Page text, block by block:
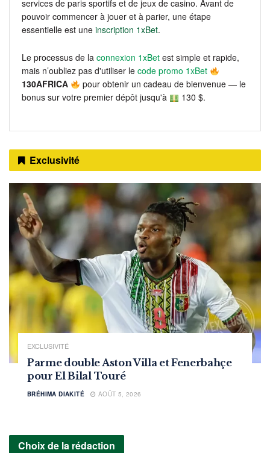
services de paris sportifs et de jeux de casino. Avant de
pouvoir commencer à jouer et à parier, une étape
essentielle est une inscription 1xBet.
Le processus de la connexion 1xBet est simple et rapide,
mais n’oubliez pas d'utiliser le code promo 1xBet
130AFRICA
pour obtenir un cadeau de bienvenue — le
bonus sur votre premier dépôt jusqu'à
130 $.
Exclusivité
EXCLUSIVITÉ
Parme double Aston Villa et Fenerbahçe
pour El Bilal Touré
BRÉHIMA DIAKITÉ AOÛT 5, 2026
Choix de la rédaction